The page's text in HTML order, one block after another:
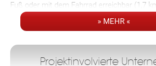
Fuß oder mit dem Fahrrad erreichbar (1,7
Simmeringer Hauptstraße bietet ebenfalls
Einkaufsmöglichkeiten und ist 700 Meter
» MEHR «
Projektinvolvierte